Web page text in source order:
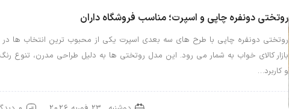
روتختی دونفره چاپی و اسپرت؛ مناسب فروشگاه داران
روتختی دونفره چاپی با طرح های سه بعدی اسپرت یکی از محبوب ترین انتخاب ها در
بازار کالای خواب به شمار می رود. این مدل روتختی ها به دلیل طراحی مدرن، تنوع رنگ
و کاربرد…